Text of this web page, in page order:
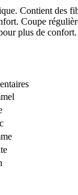
Contient des
Coupe
plus de